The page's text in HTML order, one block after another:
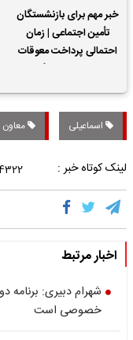
خبر مهم برای بازنشستگان
تأمین اجتماعی | زمان
احتمالی پرداخت معوقات
اسماعیلی معاون
لینک کوتاه خبر :
اخبار مرتبط
شهرام دبیری:
خصوصی است